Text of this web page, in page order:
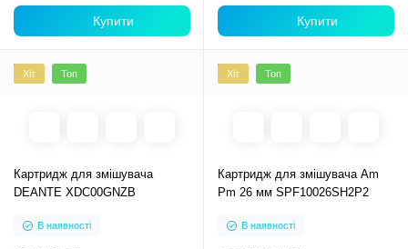
Купити Купити
Хіт Топ
Картридж для змішувача
DEANTE XDC00GNZB
В наявності
Хіт Топ
Картридж для змішувача Am
Pm 26 мм SPF10026SH2P2
В наявності